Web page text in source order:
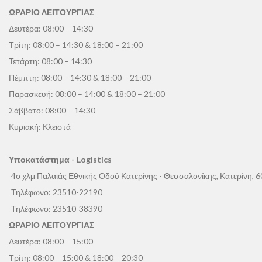
ΩΡΑΡΙΟ ΛΕΙΤΟΥΡΓΙΑΣ
Δευτέρα: 08:00 – 14:30
Τρίτη: 08:00 – 14:30 & 18:00 – 21:00
Τετάρτη: 08:00 – 14:30
Πέμπτη: 08:00 – 14:30 & 18:00 – 21:00
Παρασκευή: 08:00 – 14:00 & 18:00 – 21:00
Σάββατο: 08:00 – 14:30
Κυριακή: Κλειστά
Υποκατάστημα - Logistics
4ο χλμ Παλαιάς Εθνικής Οδού Κατερίνης - Θεσσαλονίκης, Κατερίνη,
Τηλέφωνο: 23510-22190
Τηλέφωνο: 23510-38390
ΩΡΑΡΙΟ ΛΕΙΤΟΥΡΓΙΑΣ
Δευτέρα: 08:00 – 15:00
Τρίτη: 08:00 – 15:00 & 18:00 – 20:30